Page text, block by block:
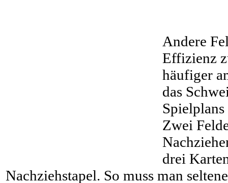
Andere
Effizienz
häufiger
das
Zwei
drei
Nachziehstapel. So muss man